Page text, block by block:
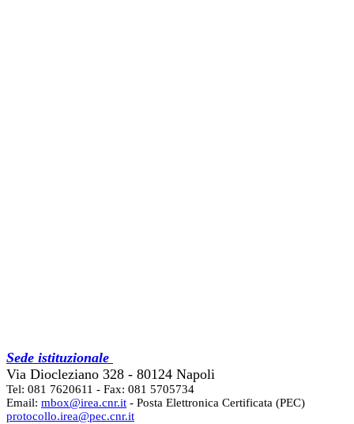
Sede istituzionale
Via Diocleziano 328 - 80124 Napoli
Tel: 081 7620611 - Fax: 081 5705734
Email: mbox@irea.cnr.it - Posta Elettronica Certificata (PEC)
protocollo.irea@pec.cnr.it